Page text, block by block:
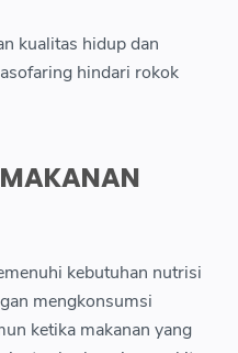
kualitas hidup dan
hindari rokok
kebutuhan nutrisi
mengkonsumsi
ketika makanan yang